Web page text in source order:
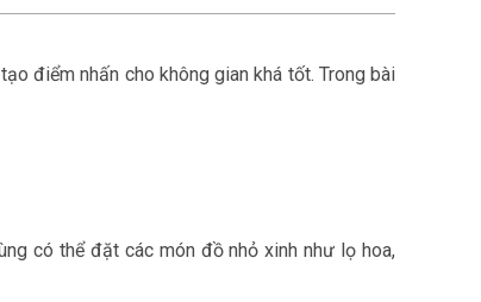
điểm nhấn cho không gian khá tốt. Trong bài
có thể đặt các món đồ nhỏ xinh như lọ hoa,